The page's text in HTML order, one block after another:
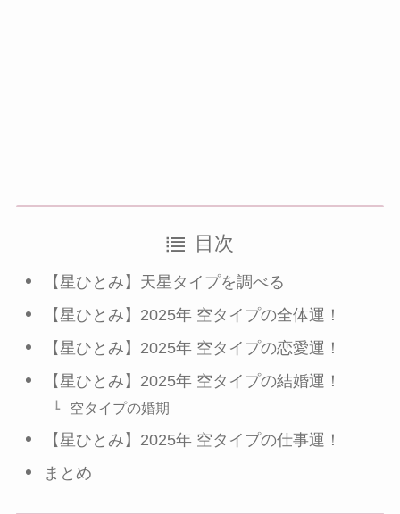
目次
【星ひとみ】天星タイプを調べる
【星ひとみ】2025年 空タイプの全体運！
【星ひとみ】2025年 空タイプの恋愛運！
【星ひとみ】2025年 空タイプの結婚運！
空タイプの婚期
【星ひとみ】2025年 空タイプの仕事運！
まとめ